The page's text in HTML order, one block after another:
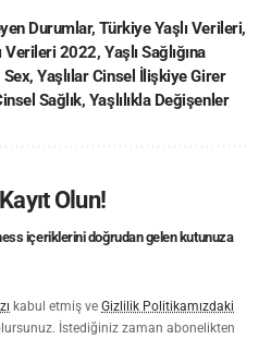
Durumlar,Türkiye Yaşlı Verileri,
Verileri 2022, Yaşlı Sağlığına
Sex,Yaşlılar Cinsel İlişkiye Girer
Sağlık, Yaşlılıkla Değişenler
Olun!
içeriklerini doğrudan gelen kutunuza
kabul etmiş ve Gizlilik Politikamızdaki
İstediğiniz zaman abonelikten